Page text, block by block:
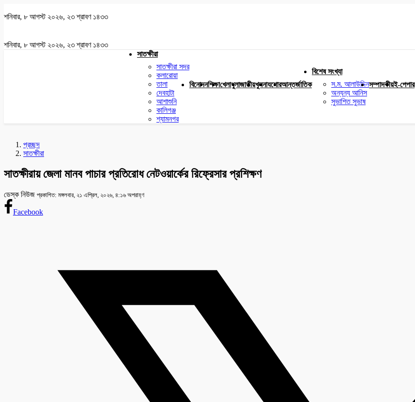
শনিবার, ৮ আগস্ট ২০২৬, ২৩ শ্রাবণ ১৪৩৩
শনিবার, ৮ আগস্ট ২০২৬, ২৩ শ্রাবণ ১৪৩৩
সাতক্ষীরা
সাতক্ষীরা সদর
কলারোয়া
তালা
দেবহাটা
আশাশুনি
কালিগঞ্জ
শ্যামনগর
বিনোদনশিক্ষাখেলাধুলাজাতীয়খুলনাযশোরআন্তর্জাতিক
বিশেষ সংখ্যা
স.ম. আলাউদ্দিন
অন্যন্য আনিস
সুভাশিত সুভাষ
সম্পাদকীয়ই-পেপার
প্রচ্ছদ
সাতক্ষীরা
সাতক্ষীরায় জেলা মানব পাচার প্রতিরোধ নেটওয়ার্কের রিফ্রেসার প্রশিক্ষণ
ডেস্ক নিউজ প্রকাশিত: মঙ্গলবার, ২১ এপ্রিল, ২০২৬, ৪:১৬ অপরাহ্ণ
Facebook